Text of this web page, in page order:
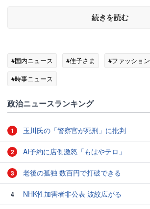
続きを読む
#国内ニュース #佳子さま #ファッション
#時事ニュース
政治ニュースランキング
1 玉川氏の「警察官が死刑」に批判
2 AI予約に店側激怒「もはやテロ」
3 老後の孤独 数百円で打破できる
4 NHK性加害者非公表 波紋広がる